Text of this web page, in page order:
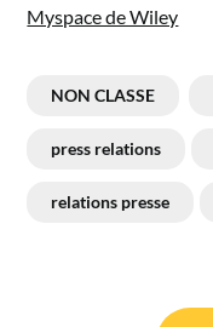
Myspace de Wiley
NON CLASSE
press relations
relations presse
Navigation